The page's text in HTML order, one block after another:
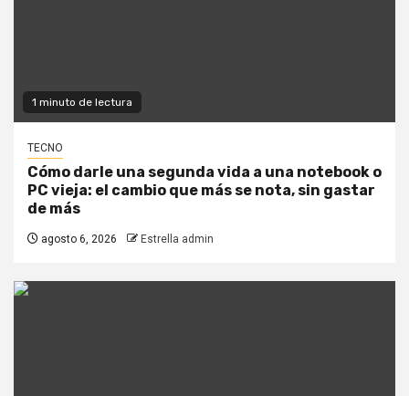
1 minuto de lectura
TECNO
Cómo darle una segunda vida a una notebook o
PC vieja: el cambio que más se nota, sin gastar
de más
agosto 6, 2026 Estrella admin